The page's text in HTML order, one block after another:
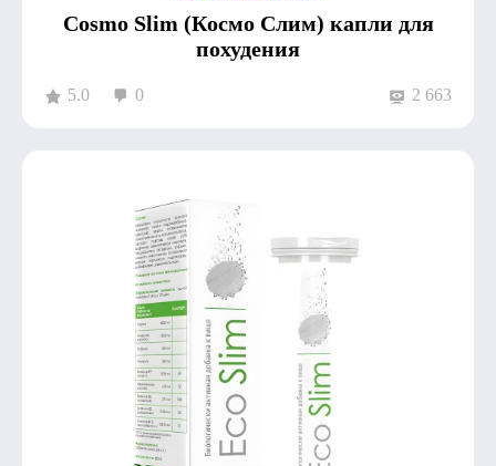
Cosmo Slim (Космо Слим) капли для
похудения
5.0 0 2 663